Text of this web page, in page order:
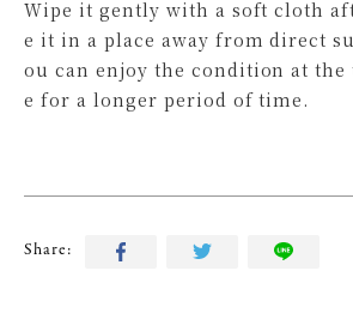
Wipe it gently with a soft cloth
e it in a place away from direct
ou can enjoy the condition at
e for a longer period of time.
Share: